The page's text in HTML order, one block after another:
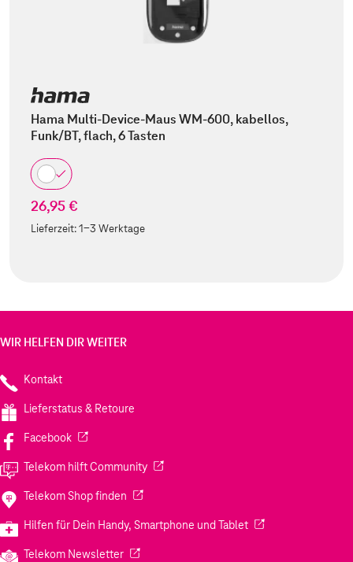
Hama Multi-Device-Maus WM-600, kabellos,
Funk/BT, flach, 6 Tasten
26,95 €
Lieferzeit:1-3 Werktage
WIR HELFEN DIR WEITER
Kontakt
Lieferstatus & Retoure
Facebook(Wird in einem neuen Tab geöffnet)
Telekom hilft Community(Wird in einem neuen Tab geöffnet)
Telekom Shop finden (Wird in einem neuen Tab geöffnet)
Hilfen für Dein Handy, Smartphone und Tablet(Wird in einem
Telekom Newsletter(Wird in einem neuen Tab geöffnet)